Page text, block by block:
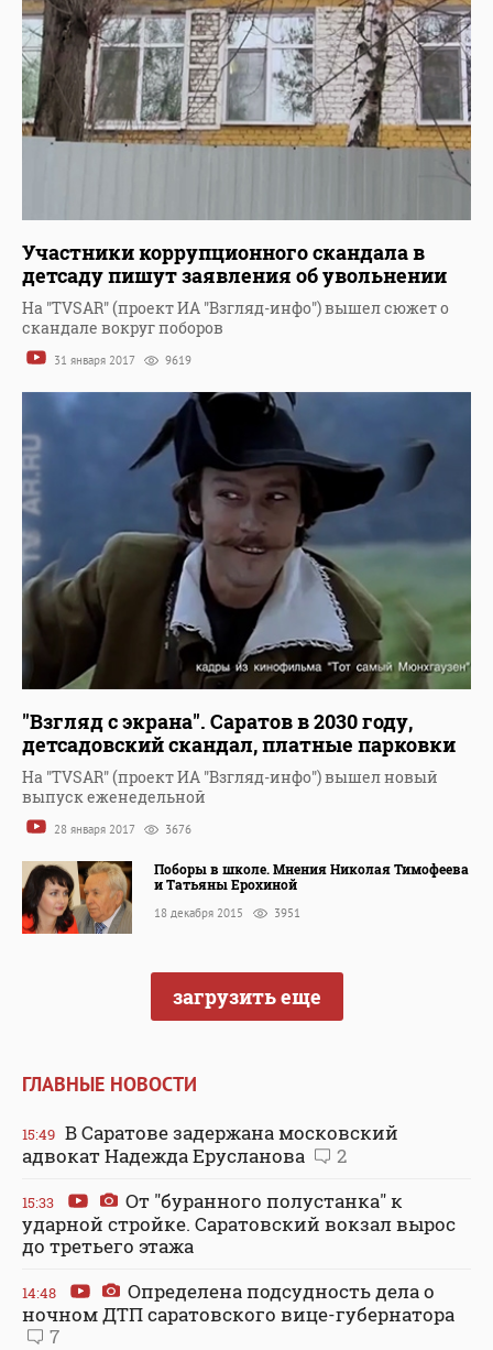
Участники коррупционного скандала в
детсаду пишут заявления об увольнении
На "TVSAR" (проект ИА "Взгляд-инфо") вышел сюжет о
скандале вокруг поборов
31 января 2017 9619
"Взгляд с экрана". Саратов в 2030 году,
детсадовский скандал, платные парковки
На "TVSAR" (проект ИА "Взгляд-инфо") вышел новый
выпуск еженедельной
28 января 2017 3676
Поборы в школе. Мнения Николая Тимофеева
и Татьяны Ерохиной
18 декабря 2015 3951
загрузить еще
ГЛАВНЫЕ НОВОСТИ
15:49 В Саратове задержана московский
адвокат Надежда Ерусланова
2
15:33
От "буранного полустанка" к
ударной стройке. Саратовский вокзал вырос
до третьего этажа
14:48
Определена подсудность дела о
ночном ДТП саратовского вице-губернатора
7